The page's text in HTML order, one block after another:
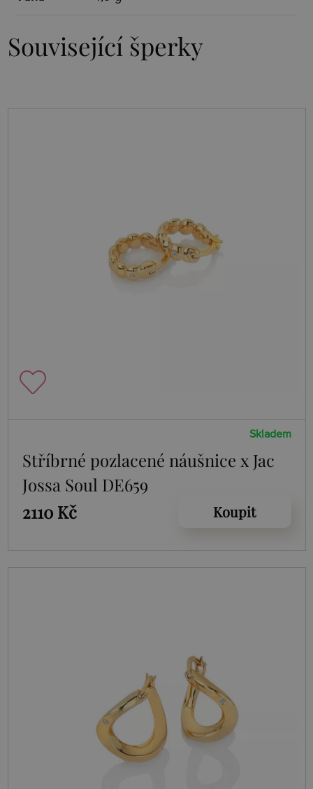
Související šperky
Skladem
Stříbrné pozlacené náušnice x Jac
Jossa Soul DE659
2110 Kč
Koupit